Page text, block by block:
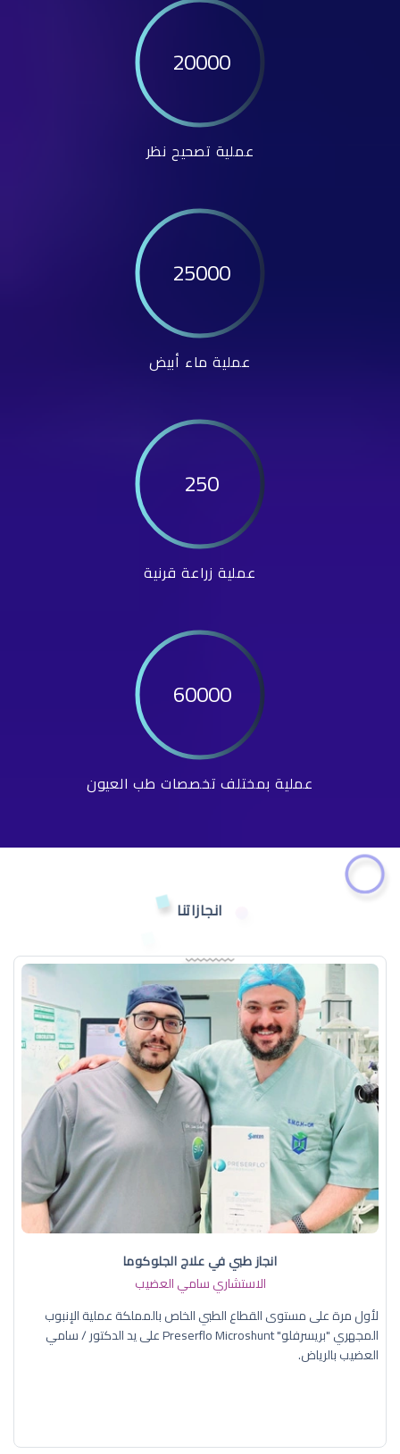
20000
عملية تصحيح نظر
25000
عملية ماء أبيض
250
عملية زراعة قرنية
60000
عملية بمختلف تخصصات طب العيون
انجازاتنا
انجاز طبي في علاج الجلوكوما
الاستشاري سامي العضيب
لأول مرة على مستوى القطاع الطبي الخاص بالمملكة عملية الإنبوب
المجهري "بريسرفلو" Preserflo Microshunt على يد الدكتور / سامي
العضيب بالرياض.